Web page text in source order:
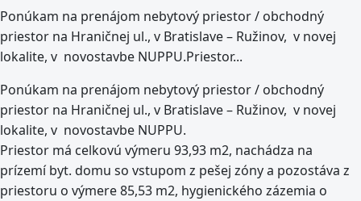
Ponúkam na prenájom nebytový priestor / obchodný
priestor na Hraničnej ul., v Bratislave – Ružinov, v novej
lokalite, v novostavbe NUPPU.Priestor...
Ponúkam na prenájom nebytový priestor / obchodný
priestor na Hraničnej ul., v Bratislave – Ružinov, v novej
lokalite, v novostavbe NUPPU.
Priestor má celkovú výmeru 93,93 m2, nachádza na
prízemí byt. domu so vstupom z pešej zóny a pozostáva z
priestoru o výmere 85,53 m2, hygienického zázemia o